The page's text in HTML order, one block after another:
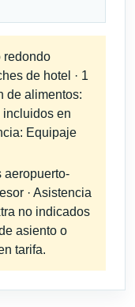
redondo
de hotel · 1
de alimentos:
incluidos en
Equipaje
aeropuerto-
· Asistencia
no indicados
asiento o
tarifa.